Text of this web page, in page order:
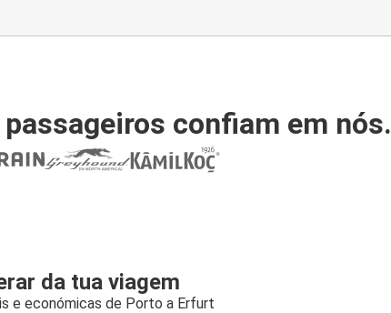
confiam em nós.
da tua viagem
e económicas de Porto a Erfurt